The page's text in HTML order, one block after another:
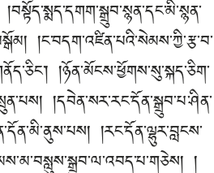
།ང་བདག་འཛིན་པའི་སེམས་ཀྱི་རྩ་བ་
།ཉོན་མོངས་ཕྱོགས་སུ་སྐད་ཅིག་
།དབེན་སར་རང་དོན་སྒྲུབ་པ་ཤིན་
།རང་དོན་ལྷུར་བླངས་
།